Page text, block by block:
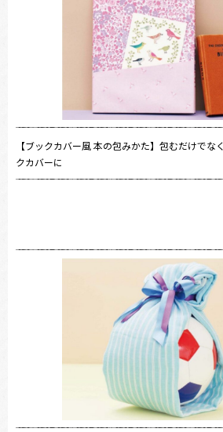
【ブックカバー風 本の包みかた】包むだけでな
クカバーに